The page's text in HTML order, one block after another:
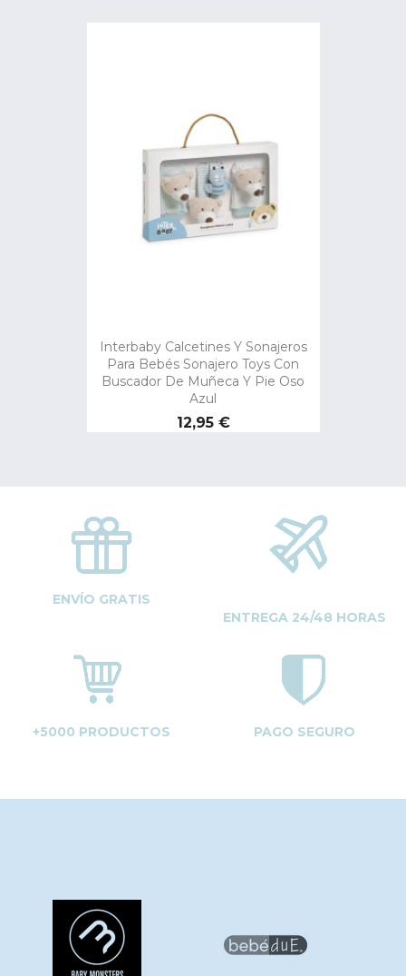
Interbaby Calcetines Y Sonajeros
Para Bebés Sonajero Toys Con
Buscador De Muñeca Y Pie Oso
Azul
Precio
12,95 €
ENVÍO GRATIS
ENTREGA 24/48 HORAS
+5000 PRODUCTOS PAGO SEGURO